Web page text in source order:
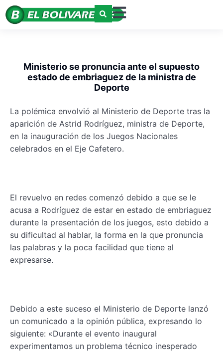
Ministerio se pronuncia ante el supuesto
estado de embriaguez de la ministra de
Deporte
La polémica envolvió al Ministerio de Deporte tras la
aparición de Astrid Rodríguez, ministra de Deporte,
en la inauguración de los Juegos Nacionales
celebrados en el Eje Cafetero.
El revuelvo en redes comenzó debido a que se le
acusa a Rodríguez de estar en estado de embriaguez
durante la presentación de los juegos, esto debido a
su dificultad al hablar, la forma en la que pronuncia
las palabras y la poca facilidad que tiene al
expresarse.
Debido a este suceso el Ministerio de Deporte lanzó
un comunicado a la opinión pública, expresando lo
siguiente: «Durante el evento inaugural
experimentamos un problema técnico inesperado